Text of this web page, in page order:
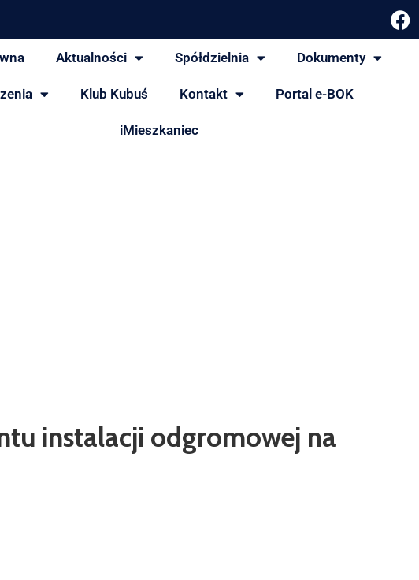
Aktualności Spółdzielnia Dokumenty
Klub Kubuś Kontakt Portal e-BOK
iMieszkaniec
instalacji odgromowej na